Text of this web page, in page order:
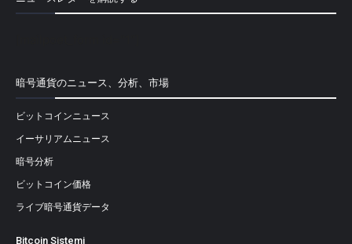
暗号通貨のニュース、分析、市場
ビットコインニュース
イーサリアムニュース
暗号分析
ビットコイン価格
ライブ暗号通貨データ
Bitcoin Sistemi